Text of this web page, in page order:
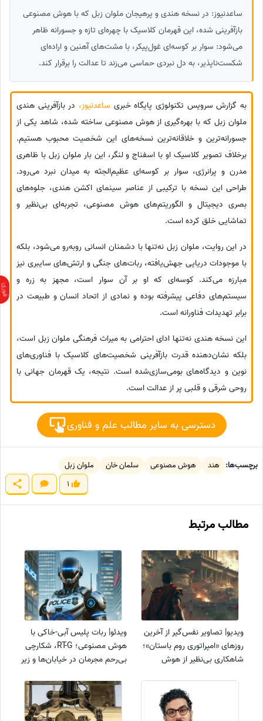
ساعدنیوز: در نسخه هندی و پرهیجان ملوان زبل که با هوش مصنوعی
بازآفرینی شده، این قهرمان کلاسیک با چهره‌ای تازه و جسورانه ظاهر
می‌شود: سوار بر کوسه‌ای غول‌پیکر، با مشت‌های آهنین و اراده‌ای
شکست‌ناپذیر، به دل نبردی حماسی می‌زند تا عدالت را برقرار کند.
به گزارش سرویس تکنولوژی پایگاه خبری ساعدنیوز، در بازآفرینی هندی
ملوان زبل که با بهره‌گیری از هوش مصنوعی ساخته شده، شاهد یکی از
جسورانه‌ترین و خلاقانه‌ترین نسخه‌های این شخصیت محبوب هستیم.
برخلاف تصویر کلاسیک او با اسفناج و لنگر، این بار ملوان زبل با ظاهری
مدرن و پرانرژی، سوار بر کوسه‌ای عظیم‌الجثه به میدان نبرد می‌رود.
طراحی این نسخه با ترکیبی از عناصر سینمای اکشن هندی، جلوه‌های
بصری دیجیتال و الگوریتم‌های هوش مصنوعی، تجربه‌ای بی‌نظیر و
تماشایی خلق کرده است.
در این روایت، ملوان زبل نه‌تنها با دشمنان انسانی روبه‌رو می‌شود، بلکه
با موجودات دریایی جهش‌یافته، ربات‌های جنگی و ارتش‌های سایبری نیز
مبارزه می‌کند. کوسه‌ای که او بر آن سوار است، مجهز به زره و
سیستم‌های دفاعی پیشرفته بوده و نمادی از اتحاد انسان و طبیعت در
برابر تهدیدات فناورانه است.
این نسخه هندی نه‌تنها ادای احترامی به میراث فرهنگی ملوان زبل است،
بلکه نشان‌دهنده قدرت بازآفرینی شخصیت‌های کلاسیک با فناوری‌های
نوین و دیدگاه‌های بومی‌سازی‌شده است. نتیجه، یک قهرمان جهانی با
روحی شرقی و قلبی پر از عدالت است.
دسترسی به سایر مطالب علم و فناوری
برچسب‌ها: هند هوش مصنوعی سلمان خان
ملوان زبل
1
مطالب مرتبط
ویدیو| تصاویر نفس‌گیر از آخرین
روزهای «امپراتوری روم باستان»؛
شاهکاری بی‌نظیر از هوش
ویدئو| ربات پلیس آبی-خاکی با
هوش مصنوعی؛ RT-G، شکارچی
بی‌رحم مجرمان در خیابان‌ها و زیر